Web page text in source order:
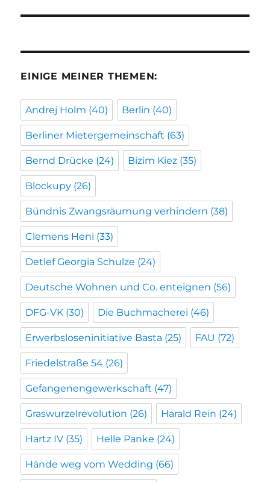
EINIGE MEINER THEMEN:
Andrej Holm (40) Berlin (40)
Berliner Mietergemeinschaft (63)
Bernd Drücke (24) Bizim Kiez (35)
Blockupy (26)
Bündnis Zwangsräumung verhindern (38)
Clemens Heni (33)
Detlef Georgia Schulze (24)
Deutsche Wohnen und Co. enteignen (56)
DFG-VK (30) Die Buchmacherei (46)
Erwerbsloseninitiative Basta (25) FAU (72)
Friedelstraße 54 (26)
Gefangenengewerkschaft (47)
Graswurzelrevolution (26) Harald Rein (24)
Hartz IV (35) Helle Panke (24)
Hände weg vom Wedding (66)